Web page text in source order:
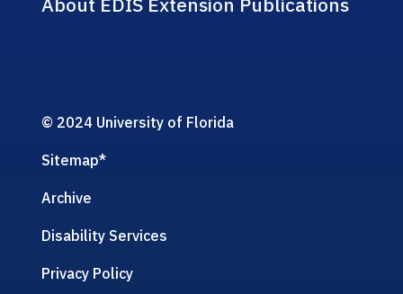
© 2024 University of Florida
Sitemap*
Archive
Disability Services
Privacy Policy